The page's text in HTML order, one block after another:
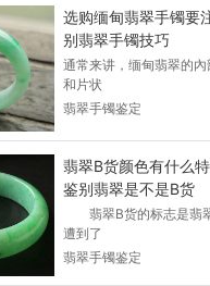
选购缅甸翡翠手镯要
别翡翠手镯技巧
通常来讲，缅甸翡翠的
和片状
翡翠手镯鉴定
翡翠B货颜色有什么
鉴别翡翠是不是B货
翡翠B货的标志是翡
遭到了
翡翠手镯鉴定